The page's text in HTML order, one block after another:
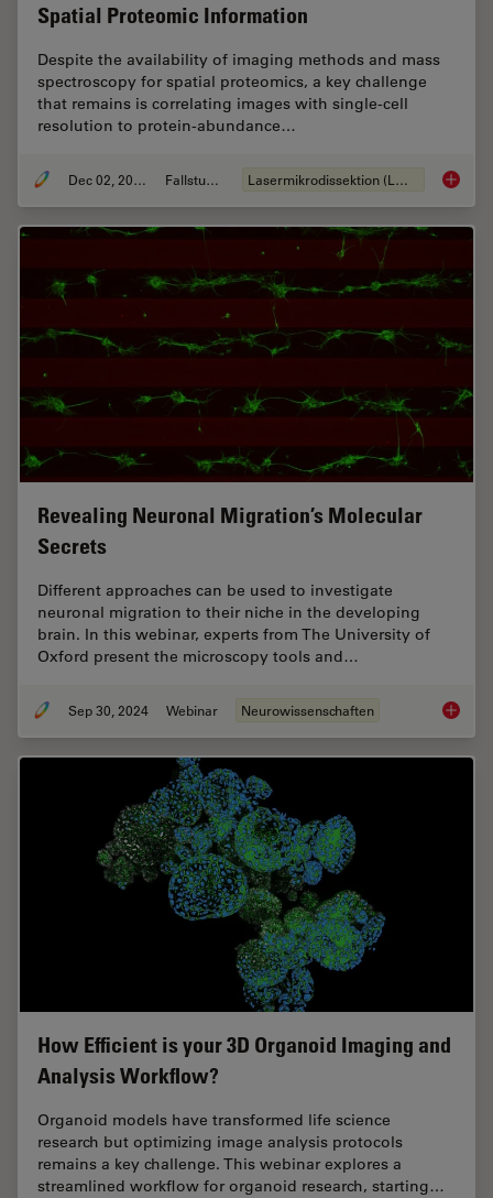
Spatial Proteomic Information
Despite the availability of imaging methods and mass
spectroscopy for spatial proteomics, a key challenge
that remains is correlating images with single-cell
resolution to protein-abundance…
Dec 02, 2024 Fallstudie Lasermikrodissektion (LMD) Deep
Revealing Neuronal Migration’s Molecular
Secrets
Different approaches can be used to investigate
neuronal migration to their niche in the developing
brain. In this webinar, experts from The University of
Oxford present the microscopy tools and…
Sep 30, 2024 Webinar Neurowissenschaften
How Efficient is your 3D Organoid Imaging and
Analysis Workflow?
Organoid models have transformed life science
research but optimizing image analysis protocols
remains a key challenge. This webinar explores a
streamlined workflow for organoid research, starting…